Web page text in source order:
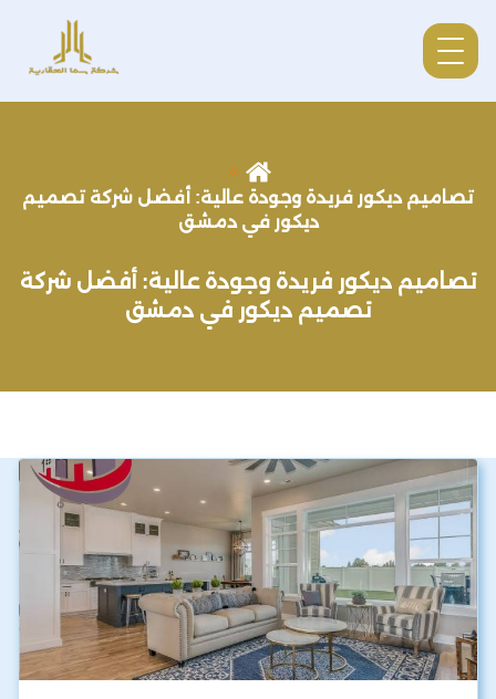
تصاميم ديكور فريدة وجودة عالية: أفضل شركة تصميم
ديكور في دمشق
تصاميم ديكور فريدة وجودة عالية: أفضل شركة
تصميم ديكور في دمشق